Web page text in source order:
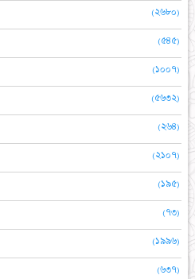
(২৬৮০)
(৫৪৫)
(১০০৭)
(৫৬৩২)
(২৬৪)
(২১০৭)
(১৯৫)
(৭৩)
(১৯৯৬)
(৬৩৭)